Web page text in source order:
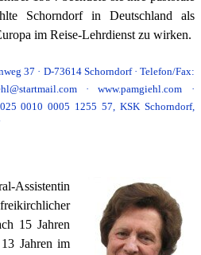
Schorndorf in Deutschland als
im Reise-Lehrdienst zu wirken.
37 · D-73614 Schorndorf · Telefon/Fax:
· www.pamgiehl.com ·
0010 0005 1255 57, KSK Schorndorf,
Assistentin
15 Jahren
Jahren im